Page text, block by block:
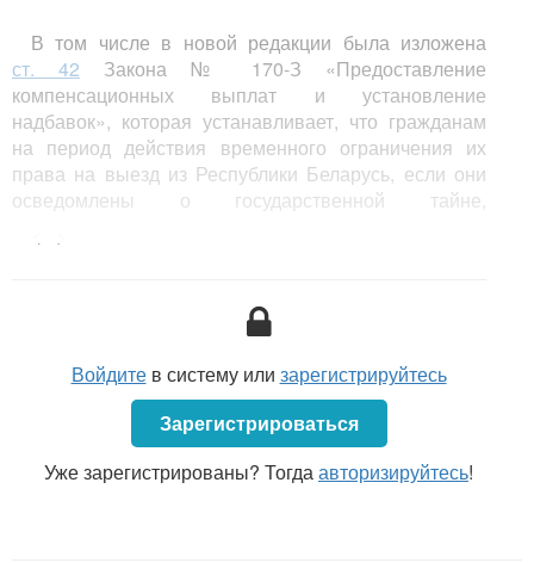
В том числе в новой редакции была изложена
ст. 42 Закона № 170-З «Предоставление
компенсационных выплат и установление
надбавок», которая устанавливает, что гражданам
на период действия временного ограничения их
права на выезд из Республики Беларусь, если они
осведомлены о государственной тайне,
же говорится, что:
работникам устанавливаются надбавки на
период доступа к государственным секретам
в зависимости от степени секретности (ч. 2
ст. 42);
работникам подразделений по защите
государственных секретов дополнительно
к указанным выше надбавкам устанавливаются
Войдитев систему или зарегистрируйтесь
Зарегистрироваться
Уже зарегистрированы? Тогдаавторизируйтесь!